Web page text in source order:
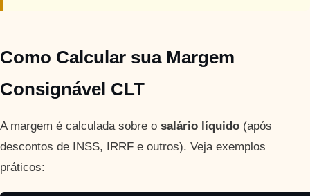
Como Calcular sua Margem
Consignável CLT
A margem é calculada sobre o salário líquido (após
descontos de INSS, IRRF e outros). Veja exemplos
práticos: